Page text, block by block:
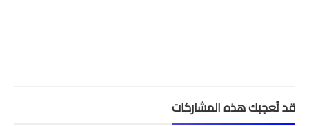
قد تُعجبك هذه المشاركات